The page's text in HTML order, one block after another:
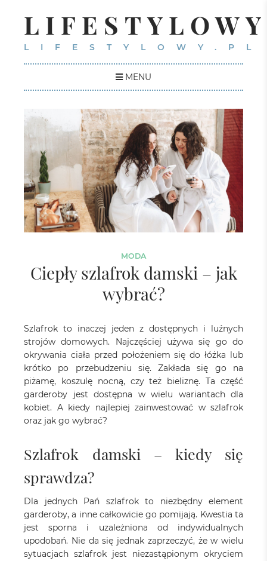
LIFESTYLOWY
LIFESTYLOWY.PL
MENU
MODA
Ciepły szlafrok damski – jak
wybrać?
Szlafrok to inaczej jeden z dostępnych i luźnych
strojów domowych. Najczęściej używa się go do
okrywania ciała przed położeniem się do łóżka lub
krótko po przebudzeniu się. Zakłada się go na
piżamę, koszulę nocną, czy też bieliznę. Ta część
garderoby jest dostępna w wielu wariantach dla
kobiet. A kiedy najlepiej zainwestować w szlafrok
oraz jak go wybrać?
Szlafrok damski – kiedy się
sprawdza?
Dla jednych Pań szlafrok to niezbędny element
garderoby, a inne całkowicie go pomijają. Kwestia ta
jest sporna i uzależniona od indywidualnych
upodobań. Nie da się jednak zaprzeczyć, że w wielu
sytuacjach szlafrok jest niezastąpionym okryciem